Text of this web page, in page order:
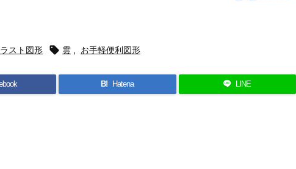
スト図形  雲 , お手軽便利図形
B! Hatena LINE